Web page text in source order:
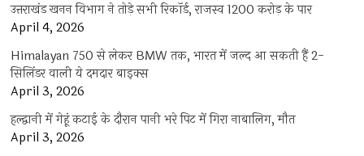
उत्तराखंड खनन विभाग ने तोड़े सभी रिकॉर्ड, राजस्व 1200 करोड़ के पार
April 4, 2026
Himalayan 750 से लेकर BMW तक, भारत में जल्द आ सकती हैं 2-
सिलिंडर वाली ये दमदार बाइक्स
April 3, 2026
हल्द्वानी में गेहूं कटाई के दौरान पानी भरे पिट में गिरा नाबालिग, मौत
April 3, 2026